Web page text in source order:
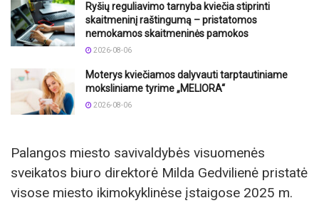
Ryšių reguliavimo tarnyba kviečia stiprinti
skaitmeninį raštingumą – pristatomos
nemokamos skaitmeninės pamokos
2026-08-06
Moterys kviečiamos dalyvauti tarptautiniame
moksliniame tyrime „MELIORA“
2026-08-06
Palangos miesto savivaldybės visuomenės
sveikatos biuro direktorė Milda Gedvilienė pristatė
visose miesto ikimokyklinėse įstaigose 2025 m.